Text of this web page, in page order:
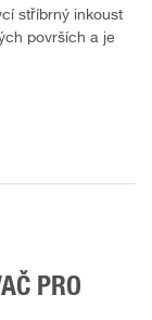
stříbrný inkoust
površích a je
PRO